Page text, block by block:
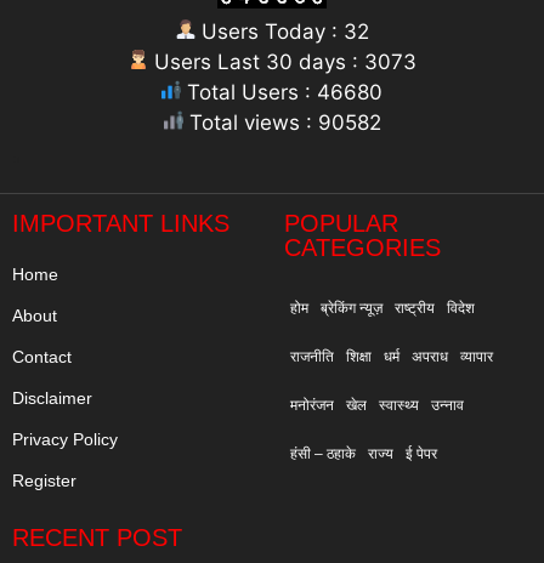
Users Today : 32
Users Last 30 days : 3073
Total Users : 46680
Total views : 90582
IMPORTANT LINKS
Home
About
Contact
Disclaimer
Privacy Policy
Register
POPULAR
CATEGORIES
होम ब्रेकिंग न्यूज़ राष्ट्रीय विदेश
राजनीति शिक्षा धर्म अपराध व्यापार
मनोरंजन खेल स्वास्थ्य उन्नाव
हंसी – ठहाके राज्य ई पेपर
RECENT POST